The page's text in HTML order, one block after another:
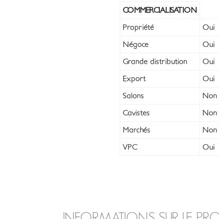
COMMERCIALISATION
Propriété Oui
Négoce Oui
Grande distribution Oui
Export Oui
Salons Non
Cavistes Non
Marchés Non
VPC Oui